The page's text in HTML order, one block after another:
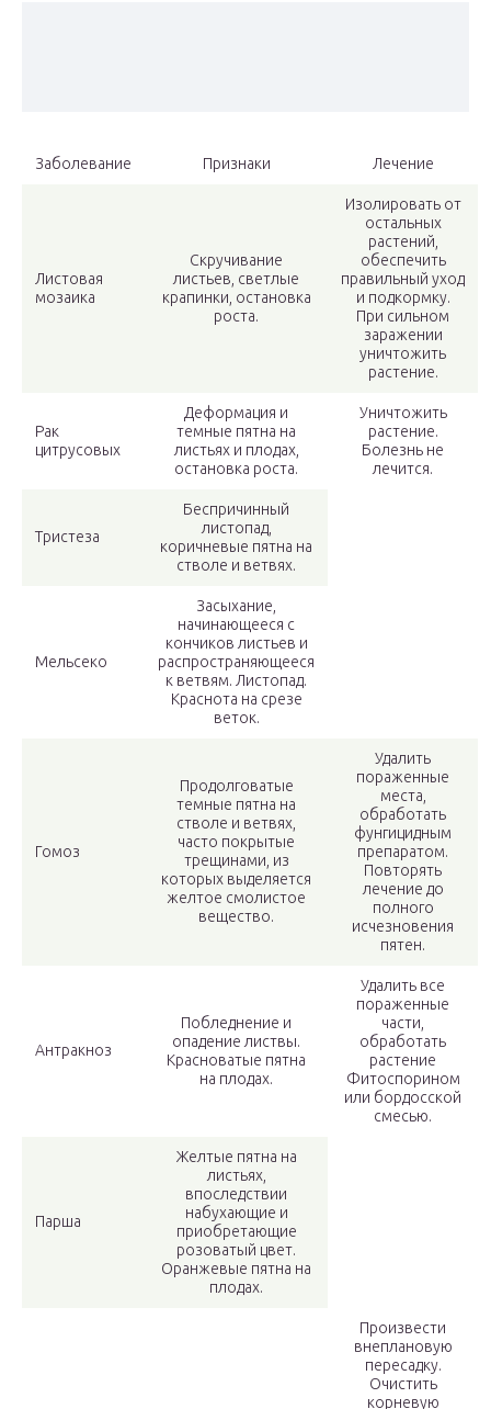
Заболевание Признаки Лечение
Листовая
мозаика
Скручивание
листьев, светлые
крапинки, остановка
роста.
Изолировать от
остальных
растений,
обеспечить
правильный уход
и подкормку.
При сильном
заражении
уничтожить
растение.
Рак
цитрусовых
Деформация и
темные пятна на
листьях и плодах,
остановка роста.
Уничтожить
растение.
Болезнь не
лечится.
Тристеза
Беспричинный
листопад,
коричневые пятна на
стволе и ветвях.
Мельсеко
Засыхание,
начинающееся с
кончиков листьев и
распространяющееся
к ветвям. Листопад.
Краснота на срезе
веток.
Гомоз
Продолговатые
темные пятна на
стволе и ветвях,
часто покрытые
трещинами, из
которых выделяется
желтое смолистое
вещество.
Удалить
пораженные
места,
обработать
фунгицидным
препаратом.
Повторять
лечение до
полного
исчезновения
пятен.
Антракноз
Побледнение и
опадение листвы.
Красноватые пятна
на плодах.
Удалить все
пораженные
части,
обработать
растение
Фитоспорином
или бордосской
смесью.
Парша
Желтые пятна на
листьях,
впоследствии
набухающие и
приобретающие
розоватый цвет.
Оранжевые пятна на
плодах.
Произвести
внеплановую
пересадку.
Очистить
корневую